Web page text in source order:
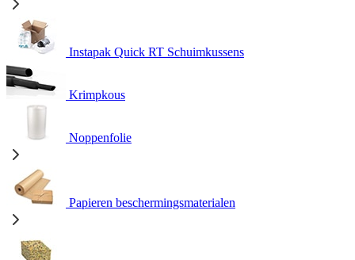
Instapak Quick RT Schuimkussens
Krimpkous
Noppenfolie
Papieren beschermingsmaterialen